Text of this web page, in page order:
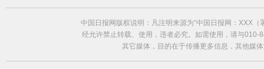
中国日报网版权说明：凡注明来源为“中国日报网：XXX
经允许禁止转载、使用，违者必究。如需使用，请与010-
其它媒体，目的在于传播更多信息，其他媒